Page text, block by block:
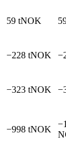
59 tNOK
−228 tNOK
−323 tNOK
−998 tNOK